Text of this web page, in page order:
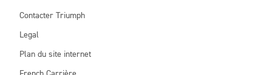
Contacter Triumph
Legal
Plan du site internet